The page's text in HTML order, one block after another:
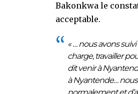
Bakonkwa le
acceptable.
« … nous avons
charge, travailler
dit venir à
à Nyantende…